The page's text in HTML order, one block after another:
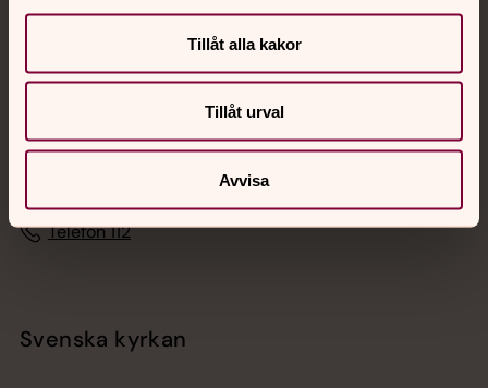
Tillåt alla kakor
Tillåt urval
Avvisa
Jourhavande präst
Akut samtals- och krisstöd. Prata eller chatta anonymt
med en präst på kvällar och nätter.
Digitalt brev
Telefon 112
Svenska kyrkan